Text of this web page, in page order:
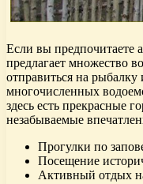
Если вы предпочитаете
предлагает множество
отправиться на
многочисленных
здесь есть прекрасные
незабываемые
Прогулки по
Посещение
Активный отдых